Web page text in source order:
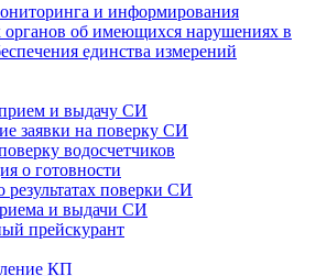
и информирования
органов об имеющихся нарушениях в
единства измерений
и выдачу СИ
заявки на поверку СИ
водосчетчиков
о готовности
результатах поверки СИ
и выдачи СИ
прейскурант
КП